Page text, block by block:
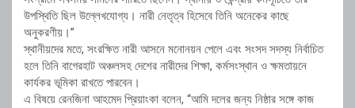
উপস্থিতি ছিল উল্লেখযোগ্য। নারী নেতৃত্ব হিসেবে তিনি অনেকের কাছে
অনুকরণীয়।”
স্থানীয়দের মতে, সংরক্ষিত নারী আসনে মনোনয়ন পেলে এবং সংসদ সদস্য নির্বাচিত
হলে তিনি বাগেরহাট অঞ্চলসহ দেশের নারীদের শিক্ষা, কর্মসংস্থান ও ক্ষমতায়নে
কার্যকর ভূমিকা রাখতে পারবেন।
এ বিষয়ে রেনজিনা আহমেদ প্রিয়াংকা বলেন, “আমি দলের জন্য নিষ্ঠার সঙ্গে কাজ